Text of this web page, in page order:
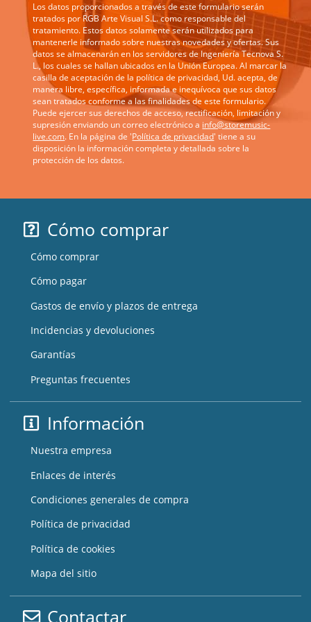
Los datos proporcionados a través de este formulario serán
tratados por RGB Arte Visual S.L. como responsable del
tratamiento. Estos datos solamente serán utilizados para
mantenerle informado sobre nuestras novedades y ofertas. Sus
datos se almacenarán en los servidores de Ingeniería Tecnova S.
L., los cuales se hallan ubicados en la Unión Europea. Al marcar la
casilla de aceptación de la política de privacidad, Ud. acepta, de
manera libre, específica, informada e inequívoca que sus datos
sean tratados conforme a las finalidades de este formulario.
Puede ejercer sus derechos de acceso, rectificación, limitación y
supresión enviando un correo electrónico a info@storemusic-
live.com. En la página de 'Política de privacidad' tiene a su
disposición la información completa y detallada sobre la
protección de los datos.
Cómo comprar
Cómo comprar
Cómo pagar
Gastos de envío y plazos de entrega
Incidencias y devoluciones
Garantías
Preguntas frecuentes
Información
Nuestra empresa
Enlaces de interés
Condiciones generales de compra
Política de privacidad
Política de cookies
Mapa del sitio
Contactar